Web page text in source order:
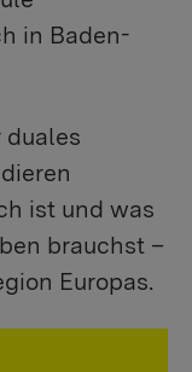
in Baden-
duales
ist und was
brauchst –
Europas.